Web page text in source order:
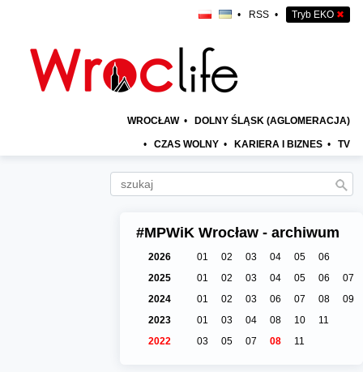
• RSS • Tryb EKO ✖
WROCŁAW • DOLNY ŚLĄSK (AGLOMERACJA)
• CZAS WOLNY • KARIERA I BIZNES • TV
#MPWiK Wrocław - archiwum
2026 01 02 03 04 05
06
2025
01 02 03 04 05 06
07
2024
01 02 03 06 07 08
09
2023
01 03 04 08 10
11
2022
03 05 07 08 11